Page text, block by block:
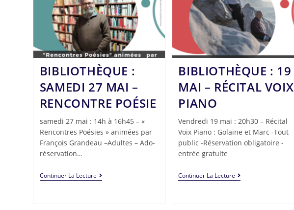
BIBLIOTHÈQUE :
SAMEDI 27 MAI –
RENCONTRE POÉSIE
samedi 27 mai : 14h à 16h45 – «
Rencontres Poésies » animées par
François Grandeau –Adultes – Ado-
réservation…
Continuer La Lecture
BIBLIOTHÈQUE : 19
MAI – RÉCITAL VOIX
PIANO
Vendredi 19 mai : 20h30 – Récital
Voix Piano : Golaine et Marc -Tout
public -Réservation obligatoire -
entrée gratuite
Continuer La Lecture